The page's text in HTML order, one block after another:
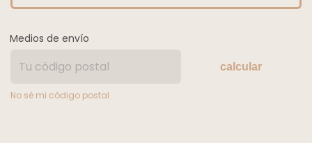
Medios de envío
calcular
No sé mi código postal